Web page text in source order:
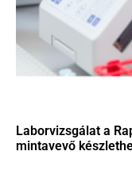
Laborvizsgálat a
mintavevő